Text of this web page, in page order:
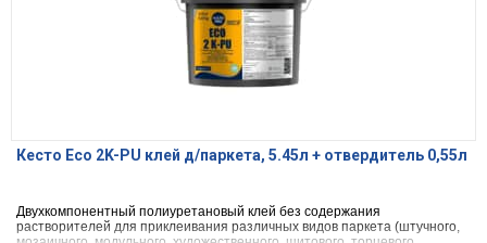
Кесто Eco 2K-PU клей д/паркета, 5.45л + отвердитель 0,55л
Двухкомпонентный полиуретановый клей без содержания
растворителей для приклеивания различных видов паркета (штучного,